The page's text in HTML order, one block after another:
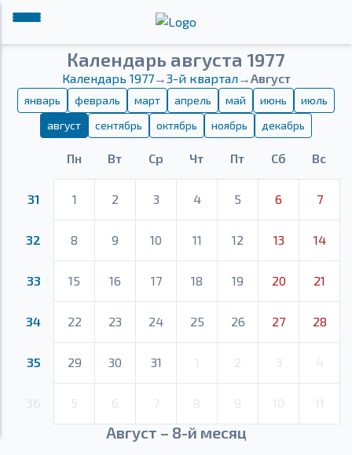
Календарь августа 1977
Календарь 1977→3-й квартал→Август
январь февраль март апрель май июнь
июль
август
сентябрь октябрь ноябрь декабрь
Пн Вт Ср Чт Пт Сб Вс
31 1 2 3 4 5 6 7
32 8 9 10 11 12 13 14
33 15 16 17 18 19 20 21
34 22 23 24 25 26 27 28
35 29 30 31 1 2 3 4
5 6 7 8 9 10 11
Август – 8-й месяц